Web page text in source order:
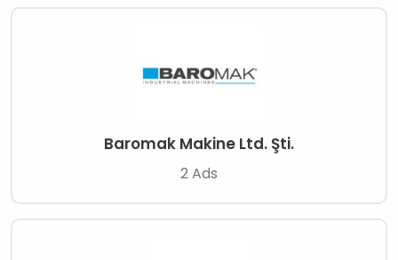
Baromak Makine Ltd. Şti.
2 Ads